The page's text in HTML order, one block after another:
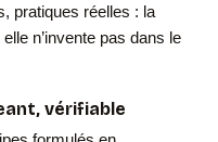
pratiques réelles : la
n’invente pas dans le
vérifiable